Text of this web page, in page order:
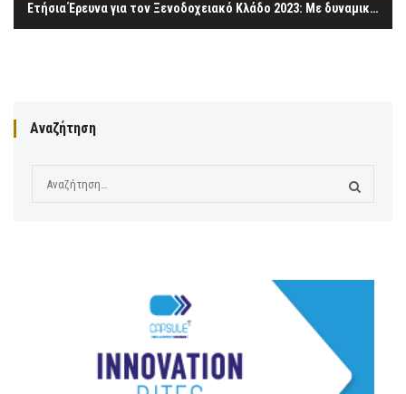
Ετήσια Έρευνα για τον Ξενοδοχειακό Κλάδο 2023: Με δυναμική αλλά και υπαρκτές προκλήσεις ο ξενοδοχειακός κλάδος
Αναζήτηση